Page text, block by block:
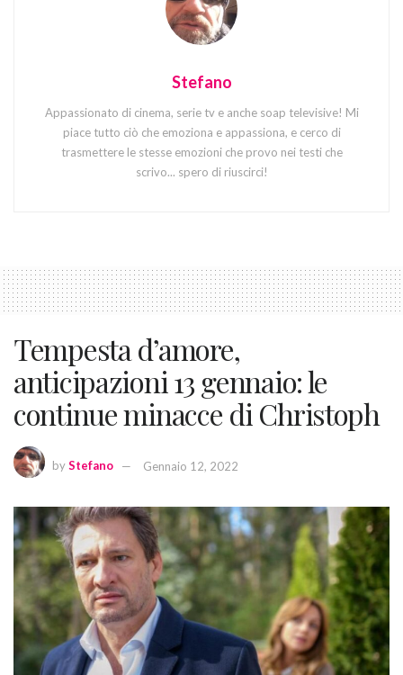
Stefano
Appassionato di cinema, serie tv e anche soap televisive! Mi
piace tutto ciò che emoziona e appassiona, e cerco di
trasmettere le stesse emozioni che provo nei testi che
scrivo... spero di riuscirci!
Tempesta d’amore,
anticipazioni 13 gennaio: le
continue minacce di Christoph
byStefano Gennaio 12, 2022